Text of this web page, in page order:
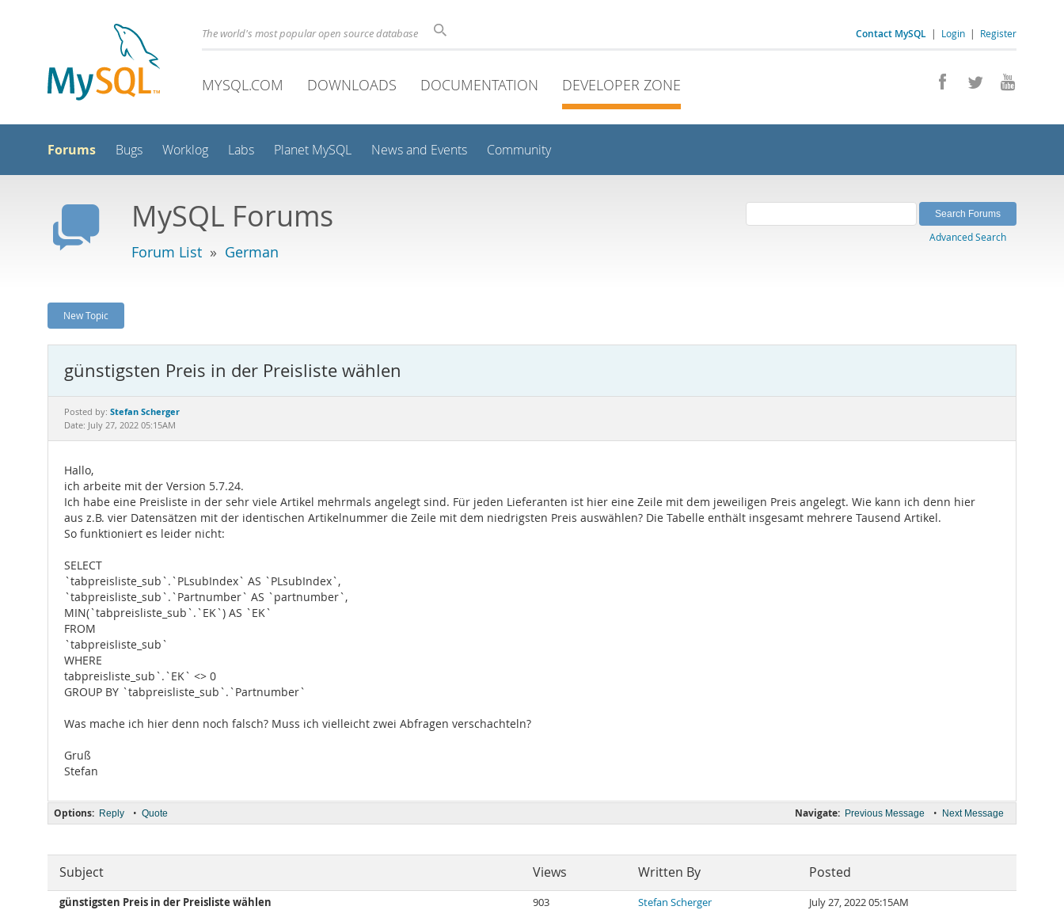
Contact MySQL | Login | Register
The world's most popular open source database
MYSQL.COM DOWNLOADS DOCUMENTATION DEVELOPER ZONE
Forums Bugs Worklog Labs Planet MySQL News and Events Community
MySQL Forums
Forum List » German
Advanced Search
New Topic
günstigsten Preis in der Preisliste wählen
Posted by: Stefan Scherger
Date: July 27, 2022 05:15AM
Hallo,
ich arbeite mit der Version 5.7.24.
Ich habe eine Preisliste in der sehr viele Artikel mehrmals angelegt sind. Für jeden Lieferanten ist hier eine Zeile mit dem jeweiligen Preis angelegt. Wie kann ich denn hier
aus z.B. vier Datensätzen mit der identischen Artikelnummer die Zeile mit dem niedrigsten Preis auswählen? Die Tabelle enthält insgesamt mehrere Tausend Artikel.
So funktioniert es leider nicht:
SELECT
`tabpreisliste_sub`.`PLsubIndex` AS `PLsubIndex`,
`tabpreisliste_sub`.`Partnumber` AS `partnumber`,
MIN(`tabpreisliste_sub`.`EK`) AS `EK`
FROM
`tabpreisliste_sub`
WHERE
tabpreisliste_sub`.`EK` <> 0
GROUP BY `tabpreisliste_sub`.`Partnumber`
Was mache ich hier denn noch falsch? Muss ich vielleicht zwei Abfragen verschachteln?
Gruß
Stefan
Navigate: Previous Message • Next Message
Options: Reply • Quote
Subject Views Written By Posted
günstigsten Preis in der Preisliste wählen 903 Stefan Scherger
July 27, 2022 05:15AM